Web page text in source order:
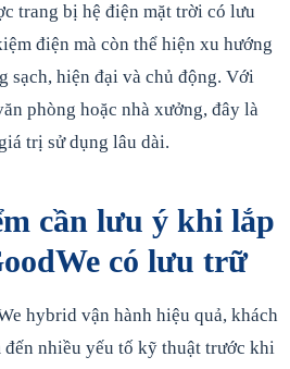
trang bị hệ điện mặt trời có lưu
điện mà còn thể hiện xu hướng
sạch, hiện đại và chủ động. Với
phòng hoặc nhà xưởng, đây là
trị sử dụng lâu dài.
cần lưu ý khi lắp
có lưu trữ
hybrid vận hành hiệu quả, khách
đến nhiều yếu tố kỹ thuật trước khi